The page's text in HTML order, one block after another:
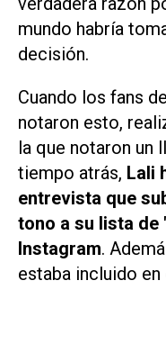
mundo habría
decisión.
Cuando los fans
notaron esto,
la que notaron un
tiempo atrás, Lali
entrevista que
tono a su lista de
Instagram.
estaba incluido